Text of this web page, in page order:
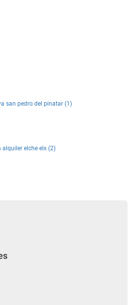
san pedro del pinatar (1)
alquiler elche elx (2)